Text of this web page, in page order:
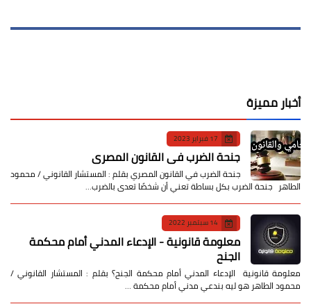
أخبار مميزة
17 فبراير 2023
جنحة الضرب في القانون المصري
جنحة الضرب في القانون المصري بقلم : المستشار القانوني / محمود
الطاهر جنحة الضرب بكل بساطة تعني أن شخصًا تعدى بالضرب…
14 سبتمبر 2022
معلومة قانونية - الإدعاء المدني أمام محكمة
الجنح
معلومة قانونية الإدعاء المدني أمام محكمة الجنح؟ بقلم : المستشار القانوني /
محمود الطاهر هو ليه بندعي مدني أمام محكمة …